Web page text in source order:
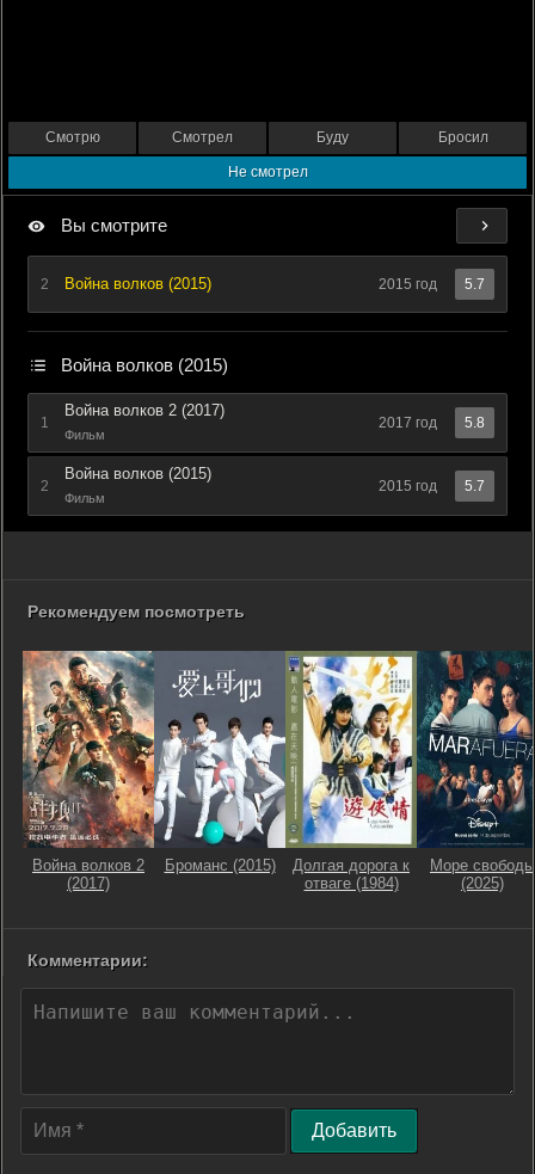
Смотрю Смотрел Буду Бросил
Не смотрел
Вы смотрите
2 Война волков (2015) 2015 год 5.7
Война волков (2015)
1
Война волков 2 (2017)
Фильм
2017 год 5.8
2
Война волков (2015)
Фильм
2015 год 5.7
Рекомендуем посмотреть
Война волков 2
(2017)
Броманс (2015)
Долгая дорога к
отваге (1984)
Море свободы
(2025)
Комментарии:
Добавить